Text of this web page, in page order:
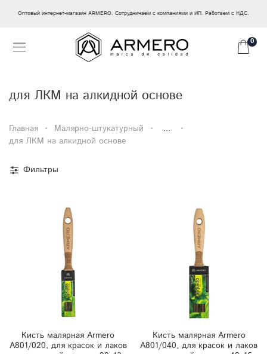
Оптовый интернет-магазин ARMERO. Сотрудничаем с компаниями и ИП. Работаем с НДС.
0
для ЛКМ на алкидной основе
Главная Малярно-штукатурный
...
для ЛКМ на алкидной основе
Фильтры
Кисть малярная Armero
A801/020, для красок и лаков
Кисть малярная Armero
A801/040, для красок и лаков